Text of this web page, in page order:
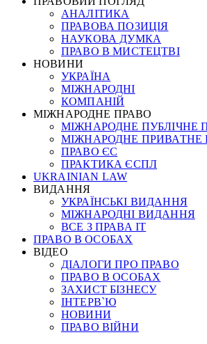
АНАЛІТИКА
ПРАВОВА ПОЗИЦІЯ
НАУКОВА ДУМКА
ПРАВО В МИСТЕЦТВІ
НОВИНИ
УКРАЇНА
МІЖНАРОДНІ
КОМПАНІЙ
МІЖНАРОДНЕ ПРАВО
МІЖНАРОДНЕ ПУБЛІЧНЕ
МІЖНАРОДНЕ ПРИВАТНЕ
ПРАВО ЄС
ПРАКТИКА ЄСПЛ
UKRAINIAN LAW
ВИДАННЯ
УКРАЇНСЬКІ ВИДАННЯ
МІЖНАРОДНІ ВИДАННЯ
ВСЕ З ПРАВА ІТ
ПРАВО В ОСОБАХ
ВІДЕО
ДІАЛОГИ ПРО ПРАВО
ПРАВО В ОСОБАХ
ЗАХИСТ БІЗНЕСУ
ІНТЕРВ`Ю
НОВИНИ
ПРАВО ВІЙНИ